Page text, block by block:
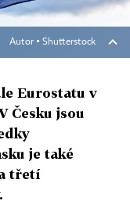
Autor ▪ Shutterstock
Eurostatu v
Česku jsou
je také
třetí